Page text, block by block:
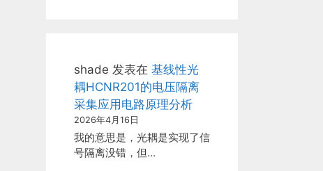
shade 发表在 基线性光
耦HCNR201的电压隔离
采集应用电路原理分析
2026年4月16日
我的意思是，光耦是实现了信
号隔离没错，但…